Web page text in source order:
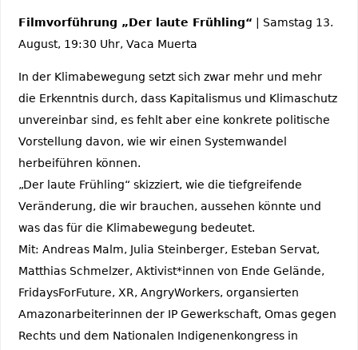
Filmvorführung „Der laute Frühling“ | Samstag 13.
August, 19:30 Uhr, Vaca Muerta
In der Klimabewegung setzt sich zwar mehr und mehr
die Erkenntnis durch, dass Kapitalismus und Klimaschutz
unvereinbar sind, es fehlt aber eine konkrete politische
Vorstellung davon, wie wir einen Systemwandel
herbeiführen können.
„Der laute Frühling“ skizziert, wie die tiefgreifende
Veränderung, die wir brauchen, aussehen könnte und
was das für die Klimabewegung bedeutet.
Mit: Andreas Malm, Julia Steinberger, Esteban Servat,
Matthias Schmelzer, Aktivist*innen von Ende Gelände,
FridaysForFuture, XR, AngryWorkers, organsierten
Amazonarbeiterinnen der IP Gewerkschaft, Omas gegen
Rechts und dem Nationalen Indigenenkongress in